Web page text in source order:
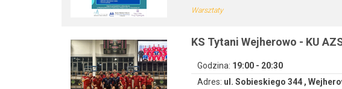
Warsztaty
KS Tytani Wejherowo - KU
Godzina: 19:00 - 20:30
Adres: ul. Sobieskiego 344 ,